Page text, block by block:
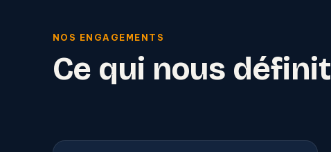
NOS ENGAGEMENTS
Ce qui nous définit